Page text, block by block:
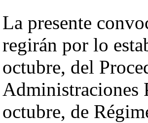
La presente
regirán por lo
octubre, del
Administraciones
octubre, de